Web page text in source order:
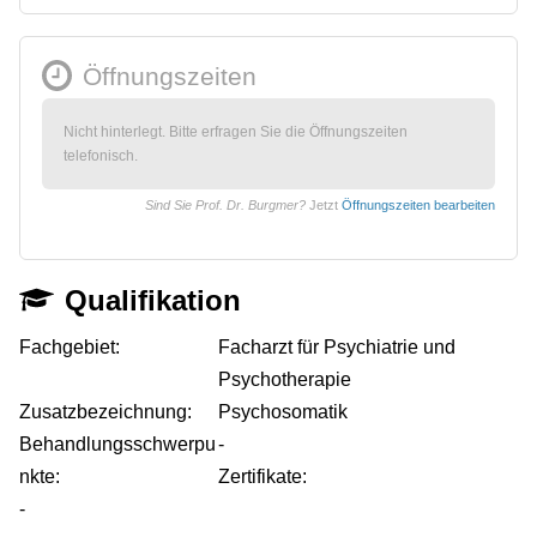
Öffnungszeiten
Nicht hinterlegt. Bitte erfragen Sie die Öffnungszeiten
telefonisch.
Sind Sie Prof. Dr. Burgmer? Jetzt Öffnungszeiten bearbeiten
Qualifikation
Fachgebiet:
Facharzt für Psychiatrie und
Psychotherapie
Zusatzbezeichnung:
Psychosomatik
Behandlungsschwerpu
nkte:
-
Zertifikate:
-